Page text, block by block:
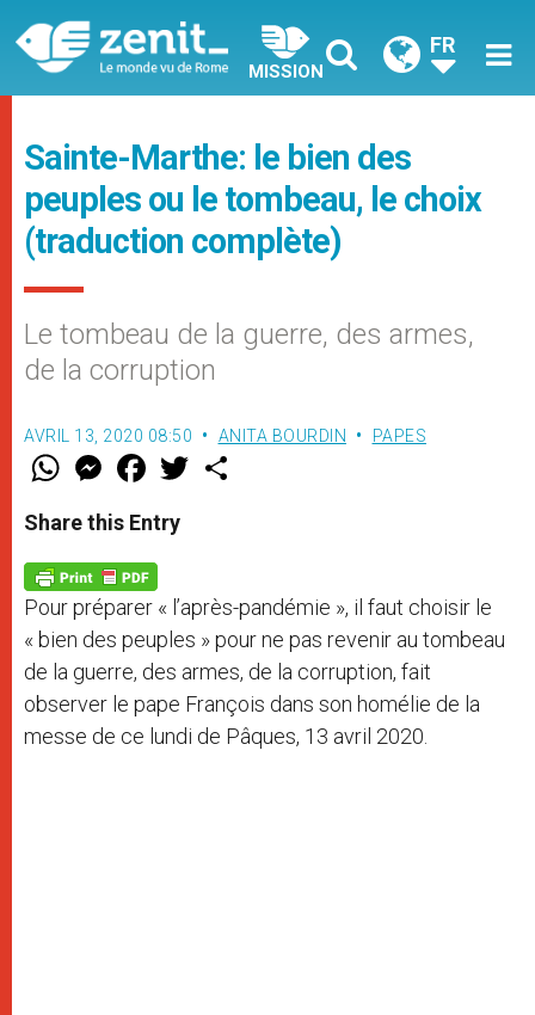
MISSION
FR
Sainte-Marthe: le bien des
peuples ou le tombeau, le choix
(traduction complète)
Le tombeau de la guerre, des armes,
de la corruption
AVRIL 13, 2020 08:50 ANITA BOURDIN PAPES
W
t
s
p
p
M
e
s
e
g
e
r
F
a
e
b
o
k
w
Share this Entry
Pour préparer « l’après-pandémie », il faut choisir le
« bien des peuples » pour ne pas revenir au tombeau
de la guerre, des armes, de la corruption, fait
observer le pape François dans son homélie de la
messe de ce lundi de Pâques, 13 avril 2020.